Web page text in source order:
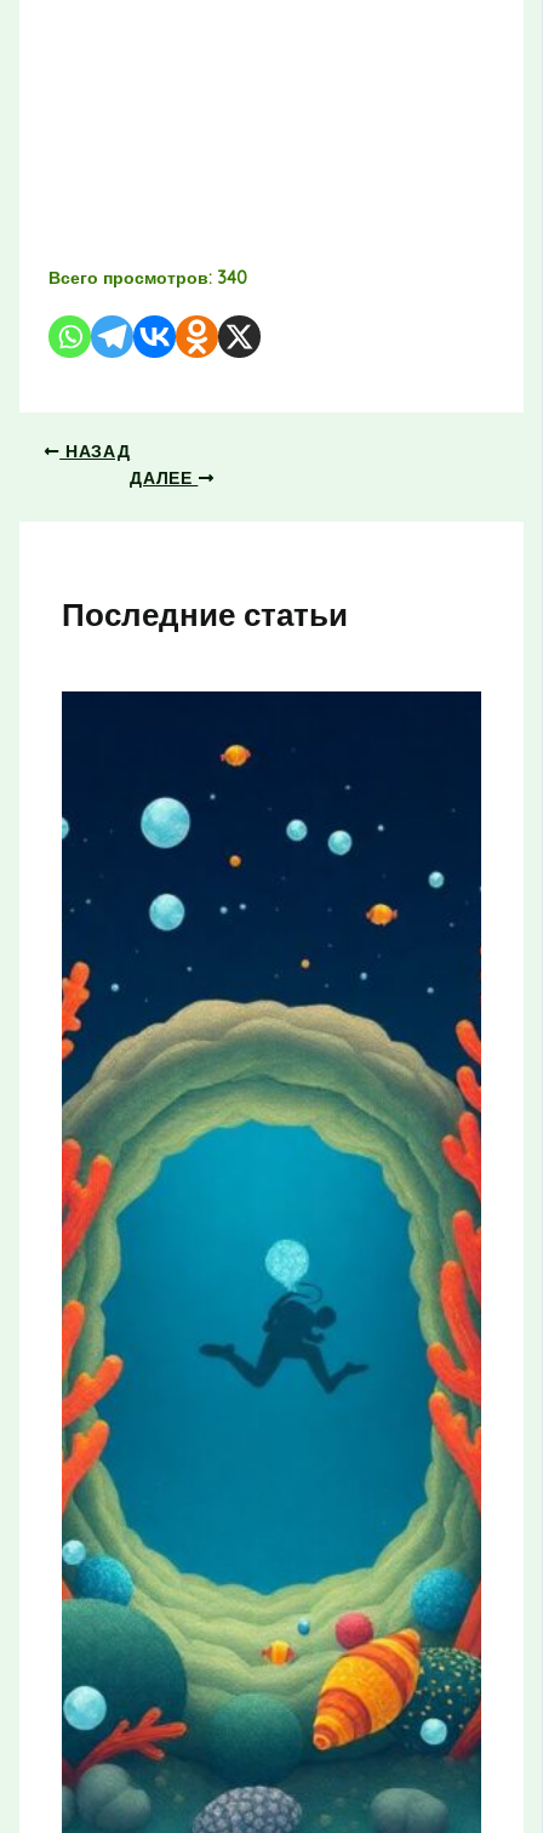
Всего просмотров: 340
НАЗАД
ДАЛЕЕ
Последние статьи